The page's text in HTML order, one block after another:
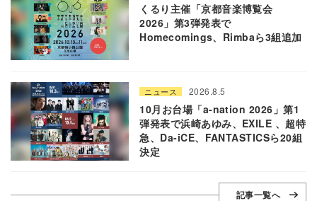
くるり主催「京都音楽博覧会
2026」第3弾発表で
Homecomings、Rimbaら3組追加
ニュース 2026.8.5
10月お台場「a-nation 2026」第1
弾発表で浜崎あゆみ、EXILE 、超特
急、Da-iCE、FANTASTICSら20組
決定
記事一覧へ